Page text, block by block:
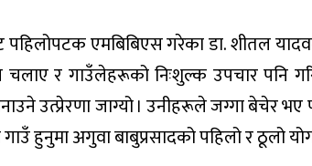
पहिलोपटक एमबिबिएस गरेका डा. शीतल
चलाए र गाउँलेहरूको निःशुल्क उपचार पनि
उत्प्रेरणा जाग्यो । उनीहरूले जग्गा बेचेर भए
हुनुमा अगुवा बाबुप्रसादको पहिलो र ठूलो